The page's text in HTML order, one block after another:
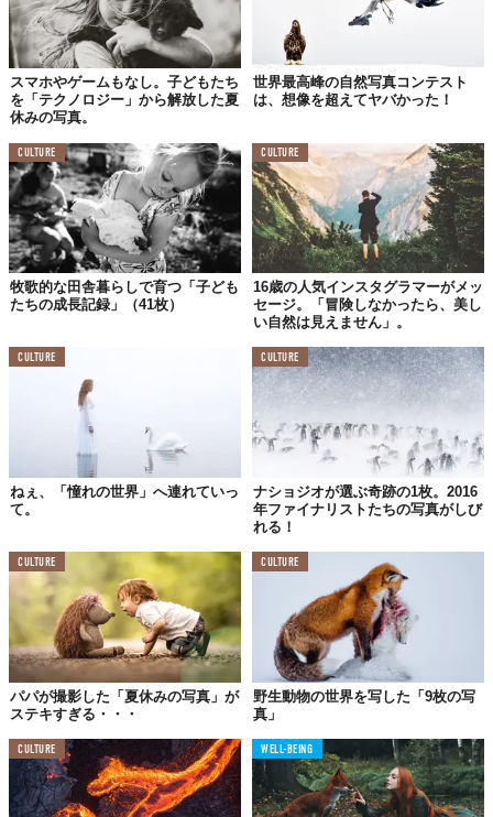
スマホやゲームもなし。子どもたち
を「テクノロジー」から解放した夏
休みの写真。
世界最高峰の自然写真コンテスト
は、想像を超えてヤバかった！
CULTURE
牧歌的な田舎暮らしで育つ「子ども
たちの成長記録」（41枚）
CULTURE
16歳の人気インスタグラマーがメッ
セージ。「冒険しなかったら、美し
い自然は見えません」。
CULTURE
ねぇ、「憧れの世界」へ連れていっ
て。
CULTURE
ナショジオが選ぶ奇跡の1枚。2016
年ファイナリストたちの写真がしび
れる！
CULTURE
パパが撮影した「夏休みの写真」が
ステキすぎる・・・
CULTURE
野生動物の世界を写した「9枚の写
真」
CULTURE WELL-BEING